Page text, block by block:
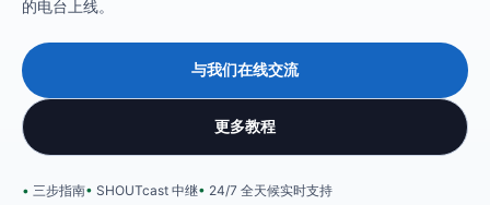
的电台上线。
与我们在线交流
更多教程
三步指南 SHOUTcast 中继 24/7 全天候实时支持